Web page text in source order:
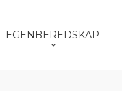
EGENBEREDSKAP